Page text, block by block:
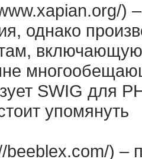
)
однако
SWIG для
упомянуть
beeblex.com/) –